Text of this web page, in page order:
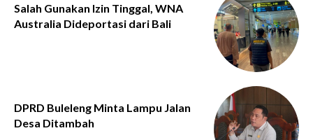
Salah Gunakan Izin Tinggal, WNA
Australia Dideportasi dari Bali
DPRD Buleleng Minta Lampu Jalan
Desa Ditambah